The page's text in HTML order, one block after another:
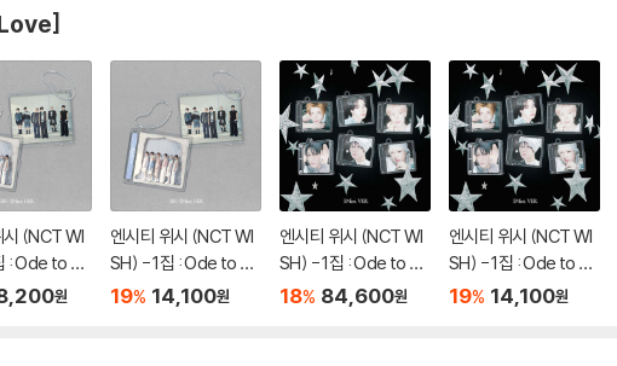
시 (NCT WI
: Ode to Lo
Ver.]
원
엔시티 위시 (NCT WI
SH) - 1집 : Ode to Lo
ve [Big SMini Ver.]
19% 14,100원
엔시티 위시 (NCT WI
SH) - 1집 : Ode to Lo
ve [SMini Ver.](스마
18% 84,600원
엔시티 위시 (NCT WI
SH) - 1집 : Ode to Lo
ve [SMini Ver.](스마
19% 14,100원